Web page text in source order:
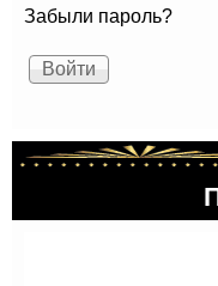
Забыли пароль?